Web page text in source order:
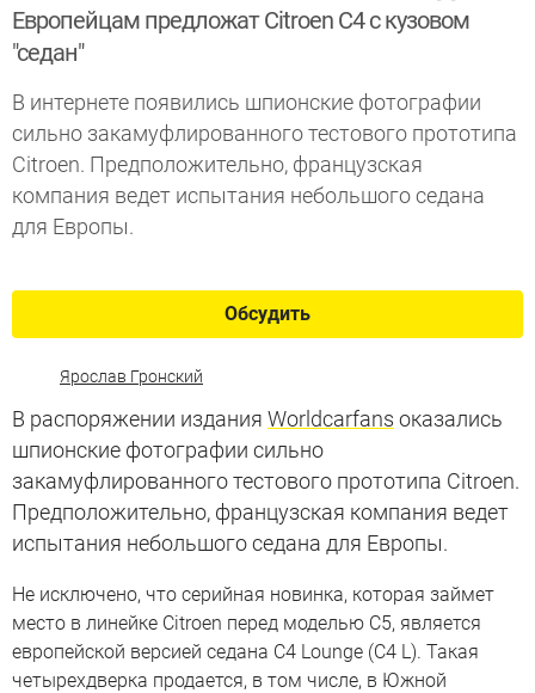
Европейцам предложат Citroen C4 с кузовом
"седан"
В интернете появились шпионские фотографии
сильно закамуфлированного тестового прототипа
Citroen. Предположительно, французская
компания ведет испытания небольшого седана
для Европы.
Обсудить
Ярослав Гронский
В распоряжении издания Worldcarfans оказались
шпионские фотографии сильно
закамуфлированного тестового прототипа Citroen.
Предположительно, французская компания ведет
испытания небольшого седана для Европы.
Не исключено, что серийная новинка, которая займет
место в линейке Citroen перед моделью C5, является
европейской версией седана C4 Lounge (С4 L). Такая
четырехдверка продается, в том числе, в Южной